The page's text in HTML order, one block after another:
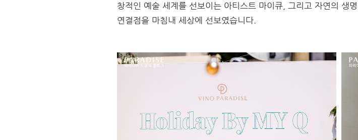
창적인 예술 세계를 선보이는 아티스트 마이큐, 그리고 자연의 생
연결점을 마침내 세상에 선보였습니다.